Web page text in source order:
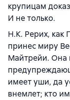
крупицам
И не только.
Н.К. Рерих, как
принес миру
Майтрейи. Она
имеет уши, да
внемлет; кто